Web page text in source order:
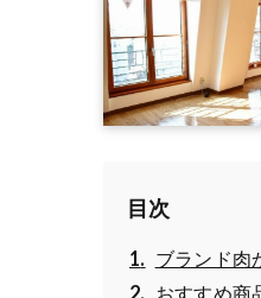
目次
ブランド肉
おすすめ商